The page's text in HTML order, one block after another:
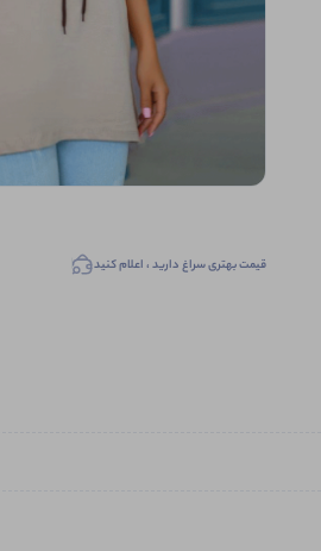
قیمت بهتری سراغ دارید ، اعلام کنید